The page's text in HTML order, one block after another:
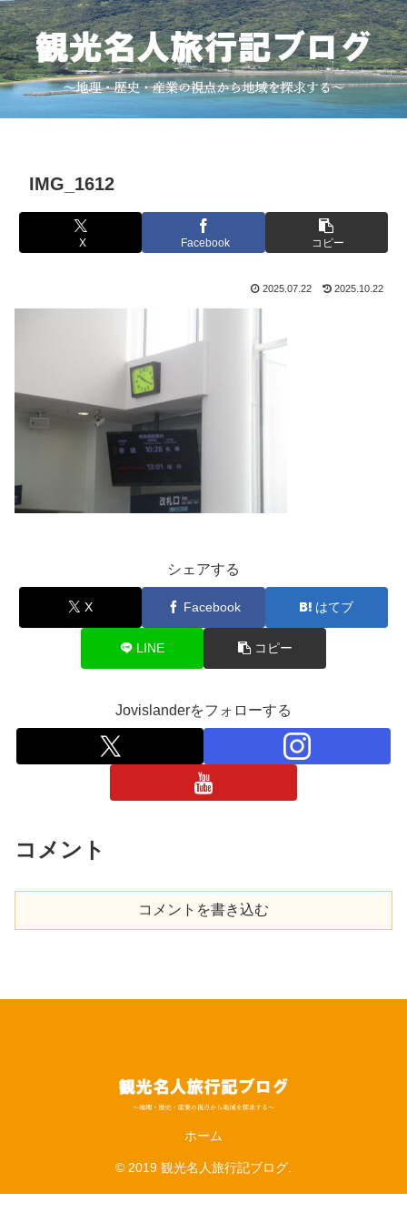
IMG_1612
X Facebook コピー
2025.07.22 2025.10.22
シェアする
X Facebook はてブ
LINE コピー
Jovislanderをフォローする
コメント
コメントを書き込む
ホーム
© 2019 観光名人旅行記ブログ.